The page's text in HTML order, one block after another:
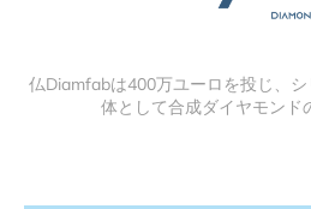
仏Diamfabは400万ユーロを投じ、
体として合成ダイヤモンド